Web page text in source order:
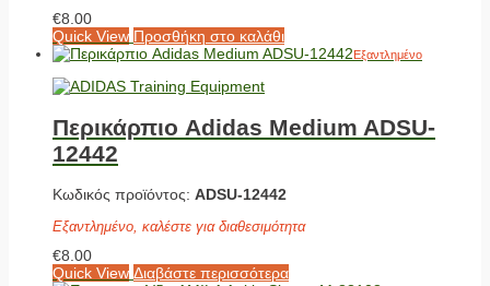
€8.00
Quick View Προσθήκη στο καλάθι
Εξαντλημένο
Περικάρπιο Adidas Medium ADSU-
12442
Κωδικός προϊόντος: ADSU-12442
Εξαντλημένο, καλέστε για διαθεσιμότητα
€8.00
Quick View Διαβάστε περισσότερα